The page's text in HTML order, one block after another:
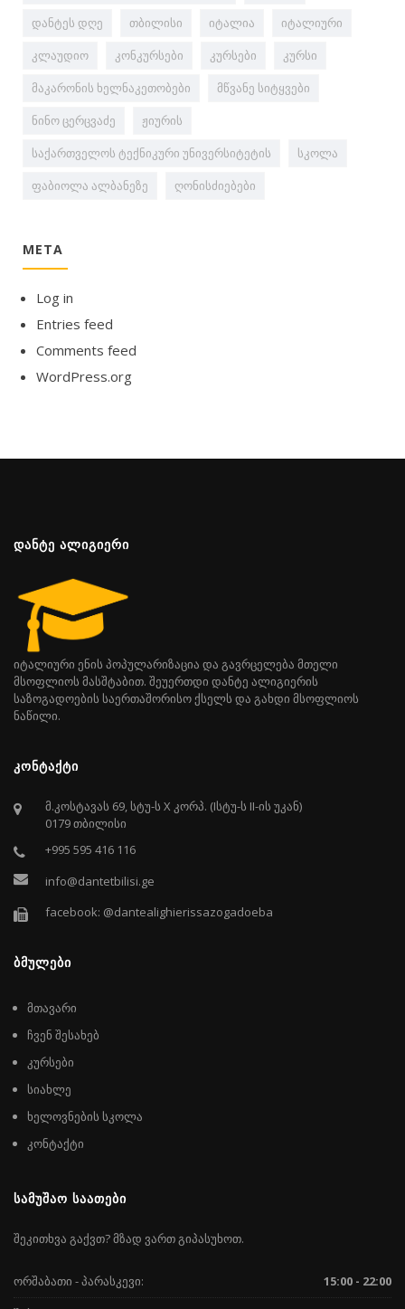
დანტეს დღე
თბილისი იტალია
იტალიური
კლაუდიო
კონკურსები კურსები
კურსი
მაკარონის ხელნაკეთობები
მწვანე სიტყვები
ნინო ცერცვაძე
ჟიურის
საქართველოს ტექნიკური უნივერსიტეტის
სკოლა
ფაბიოლა ალბანეზე
ღონისძიებები
META
Log in
Entries feed
Comments feed
WordPress.org
ᲓᲐᲜᲢᲔ ᲐᲚᲘᲒᲘᲔᲠᲘ
იტალიური ენის პოპულარიზაცია და გავრცელება მთელი
მსოფლიოს მასშტაბით. შეუერთდი დანტე ალიგიერის
საზოგადოების საერთაშორისო ქსელს და გახდი მსოფლიოს
ნაწილი.
ᲙᲝᲜᲢᲐᲥᲢᲘ
მ.კოსტავას 69, სტუ-ს X კორპ. (Iსტუ-ს II-ის უკან)
0179 თბილისი
+995 595 416 116
info@dantetbilisi.ge
facebook: @dantealighierissazogadoeba
ᲑᲛᲣᲚᲔᲑᲘ
მთავარი
ჩვენ შესახებ
კურსები
სიახლე
ხელოვნების სკოლა
კონტაქტი
ᲡᲐᲛᲣᲨᲐᲝ ᲡᲐᲐᲗᲔᲑᲘ
შეკითხვა გაქვთ? მზად ვართ გიპასუხოთ.
ორშაბათი - პარასკევი:
15:00 - 22:00